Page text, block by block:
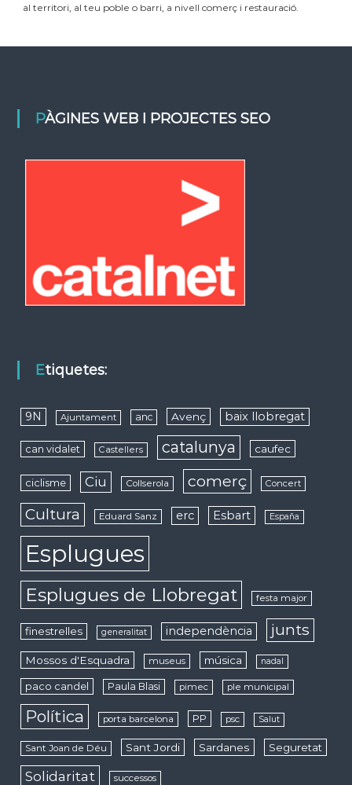
al territori, al teu poble o barri, a nivell comerç i restauració.
PÀGINES WEB I PROJECTES SEO
Etiquetes:
9N Ajuntament anc Avenç baix llobregat
can vidalet Castellers catalunya caufec
ciclisme Ciu Collserola comerç Concert
Cultura Eduard Sanz erc Esbart España
Esplugues
Esplugues de Llobregat festa major
finestrelles generalitat independència junts
Mossos d'Esquadra museus música nadal
paco candel Paula Blasi pimec ple municipal
Política porta barcelona PP psc Salut
Sant Joan de Déu Sant Jordi Sardanes Seguretat
Solidaritat successos